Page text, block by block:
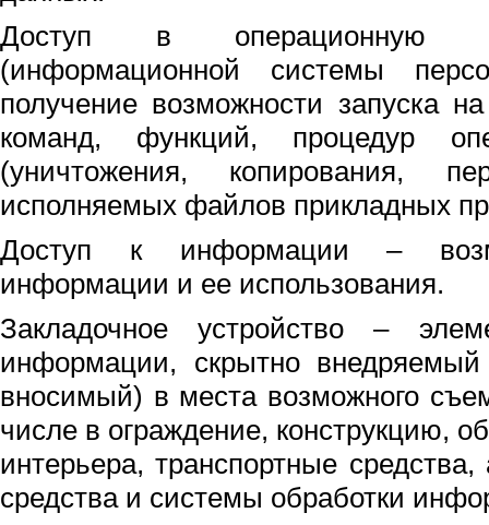
Доступ в операционную
(информационной системы
получение возможности запуска
команд, функций, процедур
(уничтожения, копирования,
исполняемых файлов прикладных
Доступ к информации –
информации и ее использования.
Закладочное устройство –
информации, скрытно
вносимый) в места возможного
числе в ограждение, конструкцию,
интерьера, транспортные
средства и системы обработки